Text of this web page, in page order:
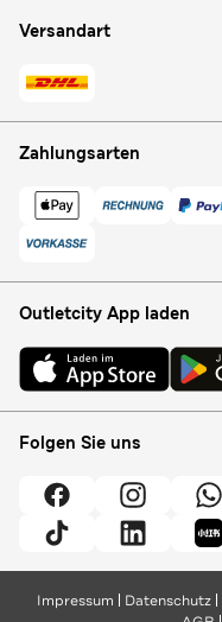
Versandart
Zahlungsarten
Outletcity App laden
Folgen Sie uns
Impressum Datenschutz